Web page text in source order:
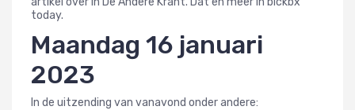
today.
Maandag 16 januari
2023
In de uitzending van vanavond onder andere: